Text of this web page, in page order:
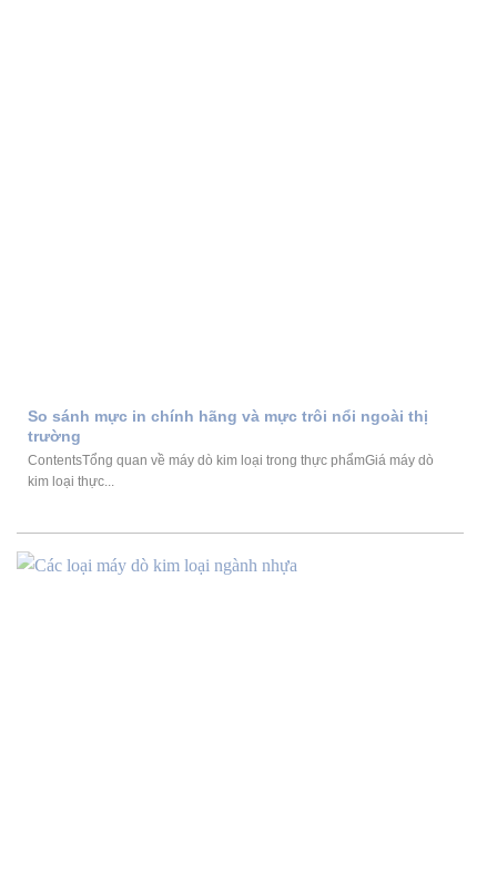
So sánh mực in chính hãng và mực trôi nổi ngoài thị
trường
ContentsTổng quan về máy dò kim loại trong thực phẩmGiá máy dò
kim loại thực...